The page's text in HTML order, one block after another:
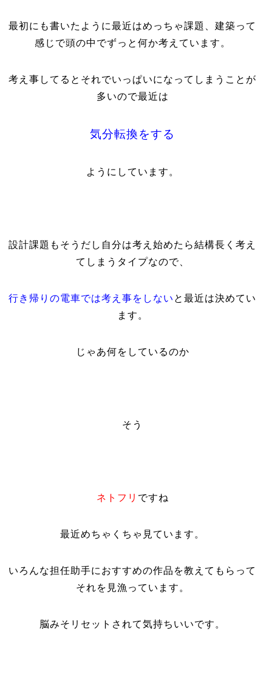
最初にも書いたように最近はめっちゃ課題、建築って
感じで頭の中でずっと何か考えています。
考え事してるとそれでいっぱいになってしまうことが
多いので最近は
気分転換をする
ようにしています。
設計課題もそうだし自分は考え始めたら結構長く考え
てしまうタイプなので、
行き帰りの電車では考え事をしない と最近は決めてい
ます。
じゃあ何をしているのか
そう
ネトフリ ですね
最近めちゃくちゃ見ています。
いろんな担任助手におすすめの作品を教えてもらって
それを見漁っています。
脳みそリセットされて気持ちいいです。